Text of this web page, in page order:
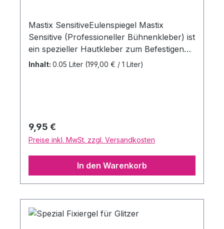
Mastix SensitiveEulenspiegel Mastix
Sensitive (Professioneller Bühnenkleber) ist
ein spezieller Hautkleber zum Befestigen
von Latex-Teilen, Glatzen, Bärten (auch
Inhalt: 0.05 Liter (199,00 € / 1 Liter)
Regulärer Preis:
9,95 €
Preise inkl. MwSt. zzgl. Versandkosten
In den Warenkorb